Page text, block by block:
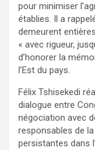
pour minimiser
établies. Il a
demeurent
« avec rigueur,
d’honorer la
l’Est du pays.
Félix Tshisekedi
dialogue entre
négociation avec
responsables de
persistantes dans